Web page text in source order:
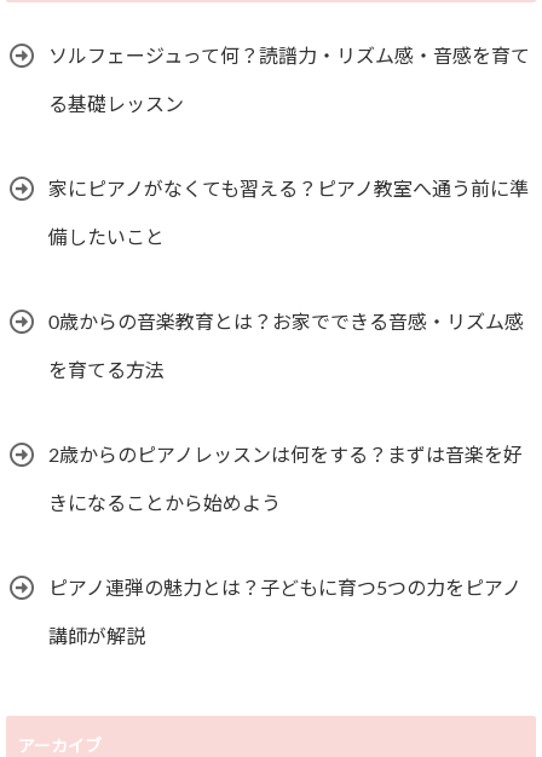
ソルフェージュって何？読譜力・リズム感・音感を育て
る基礎レッスン
家にピアノがなくても習える？ピアノ教室へ通う前に準
備したいこと
0歳からの音楽教育とは？お家でできる音感・リズム感
を育てる方法
2歳からのピアノレッスンは何をする？まずは音楽を好
きになることから始めよう
ピアノ連弾の魅力とは？子どもに育つ5つの力をピアノ
講師が解説
アーカイブ